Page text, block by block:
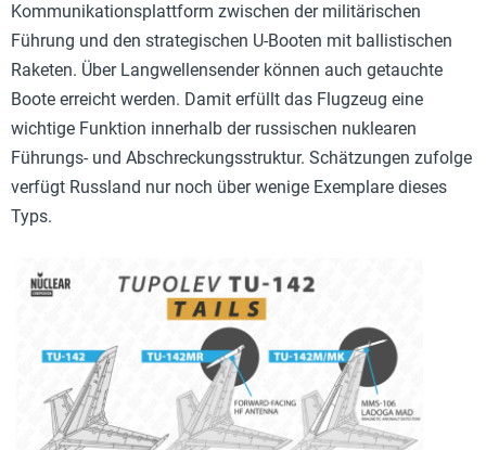
Kommunikationsplattform zwischen der militärischen
Führung und den strategischen U-Booten mit ballistischen
Raketen. Über Langwellensender können auch getauchte
Boote erreicht werden. Damit erfüllt das Flugzeug eine
wichtige Funktion innerhalb der russischen nuklearen
Führungs- und Abschreckungsstruktur. Schätzungen zufolge
verfügt Russland nur noch über wenige Exemplare dieses
Typs.